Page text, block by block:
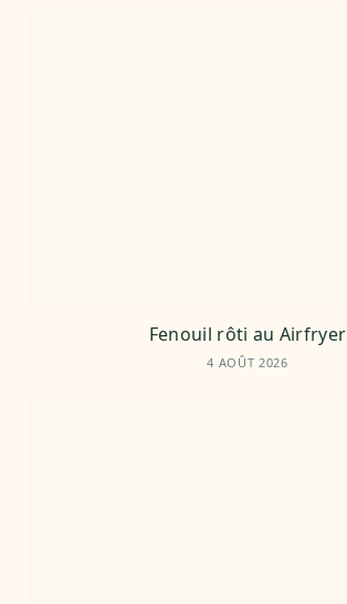
Fenouil rôti au Airfryer
4 AOÛT 2026